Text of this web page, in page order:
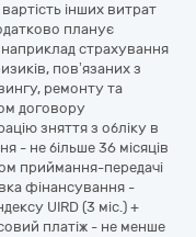
інших витрат
планує
наприклад страхування
пов’язаних з
ремонту та
договору
зняття з обліку в
- не більше 36 місяців
приймання-передачі
фінансування -
UIRD (3 міс.) +
платіж - не менше